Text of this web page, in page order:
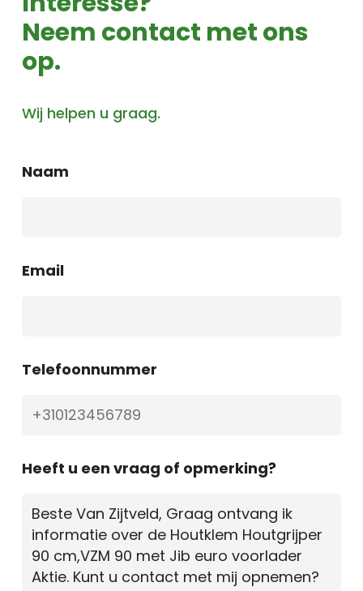
Neem contact met ons
op.
Wij helpen u graag.
Naam
Email
Telefoonnummer
Heeft u een vraag of opmerking?